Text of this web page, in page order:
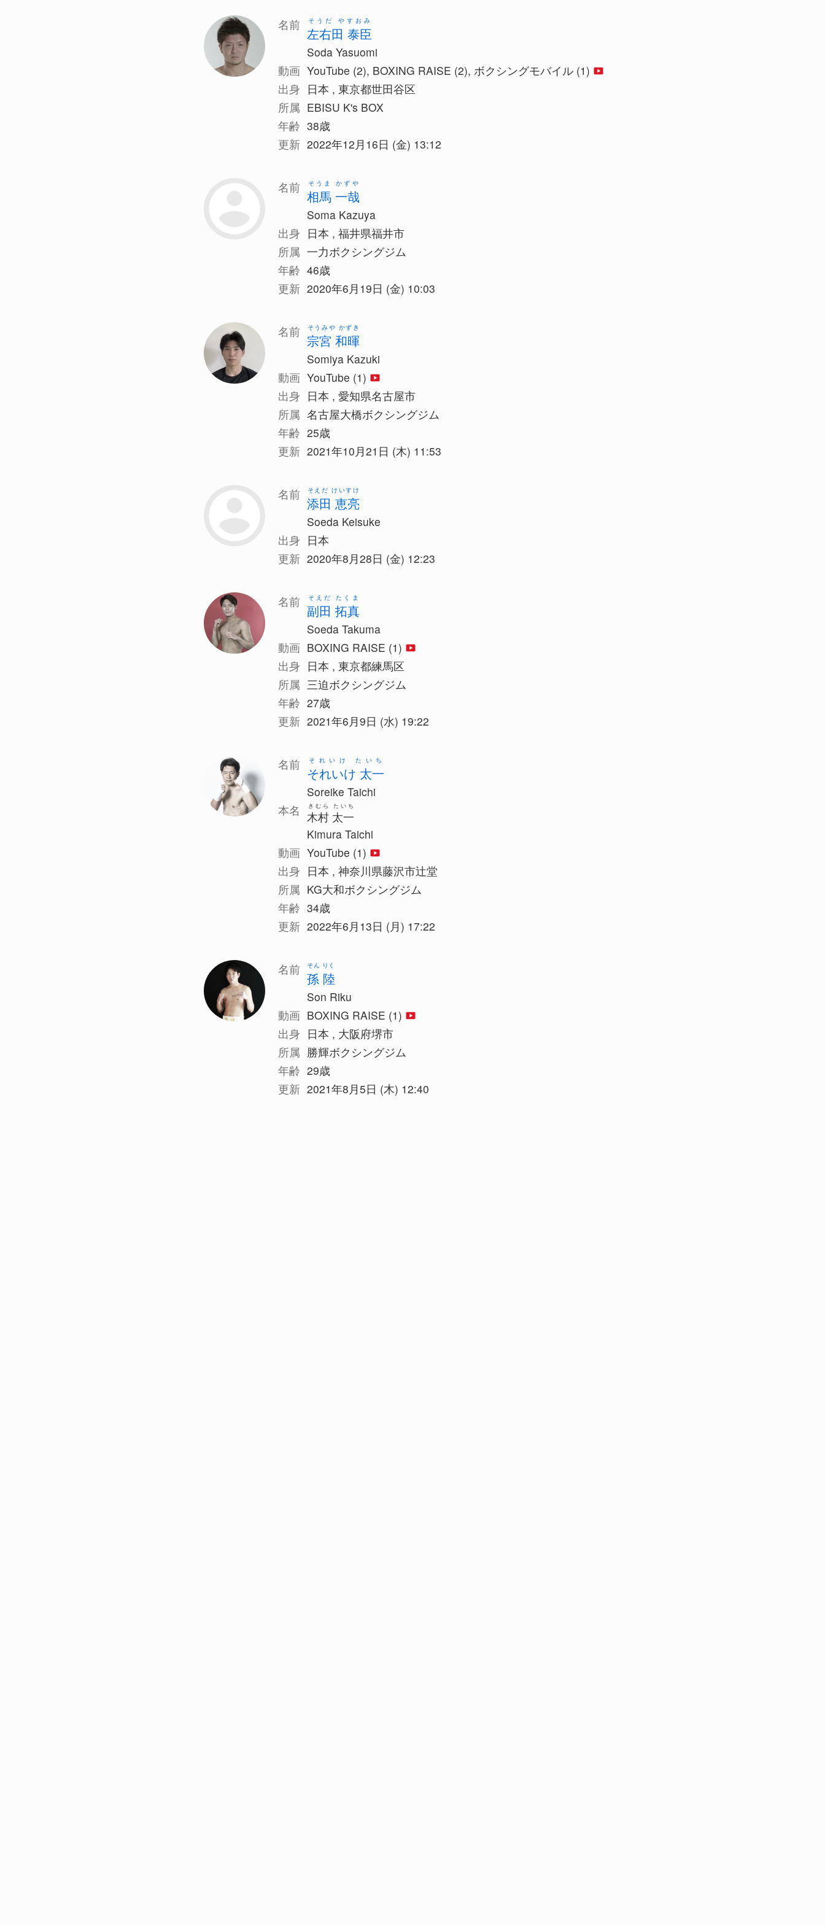
名前
左右田 泰臣
そうだ やすおみ
Soda Yasuomi
動画 YouTube (2), BOXING RAISE (2), ボクシングモバイル (1)
出身 日本 , 東京都世田谷区
所属 EBISU K's BOX
年齢 38歳
更新 2022年12月16日 (金) 13:12
名前
相馬 一哉
そうま かずや
Soma Kazuya
出身 日本 , 福井県福井市
所属 一力ボクシングジム
年齢 46歳
更新 2020年6月19日 (金) 10:03
名前
宗宮 和暉
そうみや かずき
Somiya Kazuki
動画 YouTube (1)
出身 日本 , 愛知県名古屋市
所属 名古屋大橋ボクシングジム
年齢 25歳
更新 2021年10月21日 (木) 11:53
名前
添田 恵亮
そえだ けいすけ
Soeda Keisuke
出身 日本
更新 2020年8月28日 (金) 12:23
名前
副田 拓真
そえだ たくま
Soeda Takuma
動画 BOXING RAISE (1)
出身 日本 , 東京都練馬区
所属 三迫ボクシングジム
年齢 27歳
更新 2021年6月9日 (水) 19:22
名前
それいけ 太一
それいけ たいち
Soreike Taichi
本名 木村 太一
きむら たいち
Kimura Taichi
動画 YouTube (1)
出身 日本 , 神奈川県藤沢市辻堂
所属 KG大和ボクシングジム
年齢 34歳
更新 2022年6月13日 (月) 17:22
名前
孫 陸
そん りく
Son Riku
動画 BOXING RAISE (1)
出身 日本 , 大阪府堺市
所属 勝輝ボクシングジム
年齢 29歳
更新 2021年8月5日 (木) 12:40